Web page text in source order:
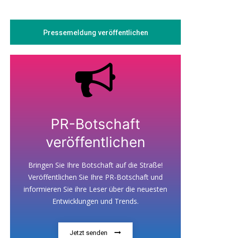
Pressemeldung veröffentlichen
PR-Botschaft
veröffentlichen
Bringen Sie Ihre Botschaft auf die Straße!
Veröffentlichen Sie Ihre PR-Botschaft und
informieren Sie ihre Leser über die neuesten
Entwicklungen und Trends.
Jetzt senden